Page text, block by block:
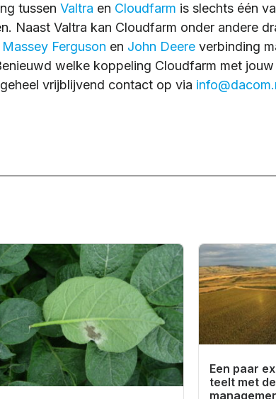
tussen Valtra en Cloudfarm is slechts één
Naast Valtra kan Cloudfarm onder andere
Massey Ferguson en John Deere verbinding
welke koppeling Cloudfarm met
vrijblijvend contact op via
Een paar
teelt met